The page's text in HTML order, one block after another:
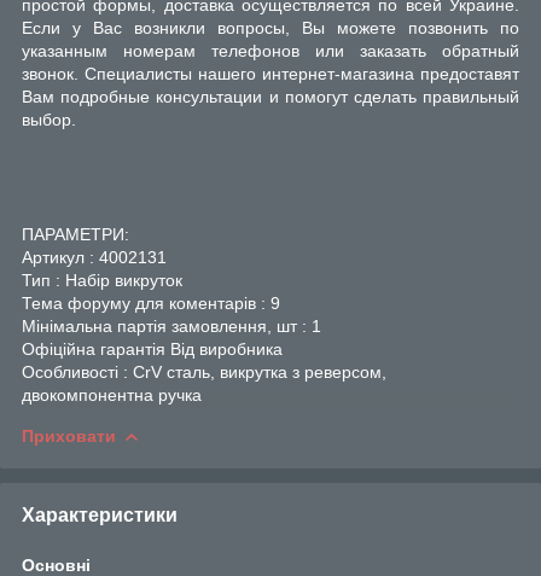
простой формы, доставка осуществляется по всей Украине.
Если у Вас возникли вопросы, Вы можете позвонить по
указанным номерам телефонов или заказать обратный
звонок. Специалисты нашего интернет-магазина предоставят
Вам подробные консультации и помогут сделать правильный
выбор.
ПАРАМЕТРИ:
Артикул : 4002131
Тип : Набір викруток
Тема форуму для коментарів : 9
Мінімальна партія замовлення, шт : 1
Офіційна гарантія Від виробника
Особливості : CrV сталь, викрутка з реверсом,
двокомпонентна ручка
Приховати
Характеристики
Основні